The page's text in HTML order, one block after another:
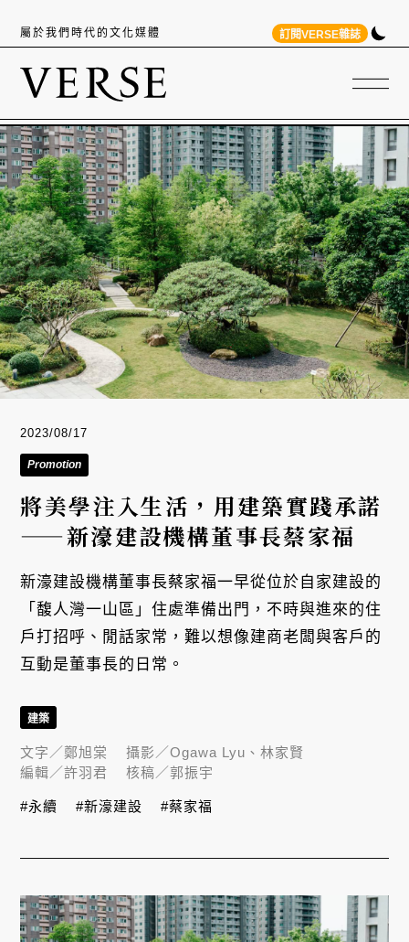
屬於我們時代的文化媒體 訂閱VERSE雜誌
2023/08/17
Promotion
將美學注入生活，用建築實踐承諾
——新濠建設機構董事長蔡家福
新濠建設機構董事長蔡家福一早從位於自家建設的
「馥人灣一山區」住處準備出門，不時與進來的住
戶打招呼、閒話家常，難以想像建商老闆與客戶的
互動是董事長的日常。
建築
文字／鄭旭棠 攝影／Ogawa Lyu、林家賢
編輯／許羽君 核稿／郭振宇
#永續 #新濠建設 #蔡家福